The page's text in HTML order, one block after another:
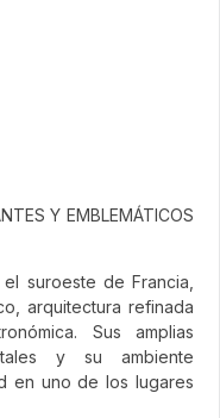
Y EMBLEMÁTICOS
suroeste de Francia,
arquitectura refinada
Sus amplias
y su ambiente
en uno de los lugares